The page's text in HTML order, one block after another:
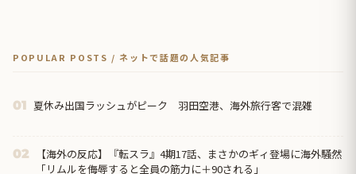
POPULAR POSTS / ネットで話題の人気記事
01 夏休み出国ラッシュがピーク 羽田空港、海外旅行客で混雑
02
【海外の反応】『転スラ』4期17話、まさかのギィ登場に海外騒然
「リムルを侮辱すると全員の筋力に＋90される」